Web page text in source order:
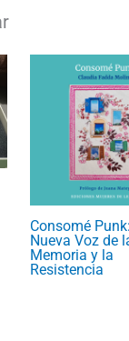
Consomé
Nueva Voz de
Memoria y la
Resistencia